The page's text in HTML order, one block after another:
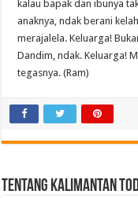
kalau bapak dan ibunya
anaknya, ndak berani
merajalela. Keluarga!
Dandim, ndak. Keluarga!
tegasnya. (Ram)
Tentang Kalimantan